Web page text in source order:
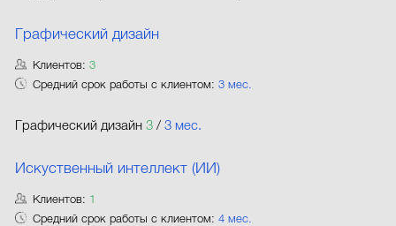
Графический дизайн
Клиентов:3
Средний срок работы с клиентом:3 мес.
Графический дизайн 3 /3 мес.
Искуственный интеллект (ИИ)
Клиентов: 1
Средний срок работы с клиентом:4 мес.